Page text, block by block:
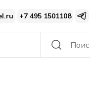
+7 495 1501108